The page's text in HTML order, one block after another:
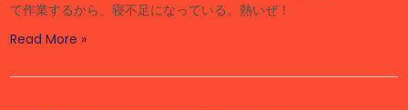
て作業するから、寝不足になっている。熱いぜ！
Read More »